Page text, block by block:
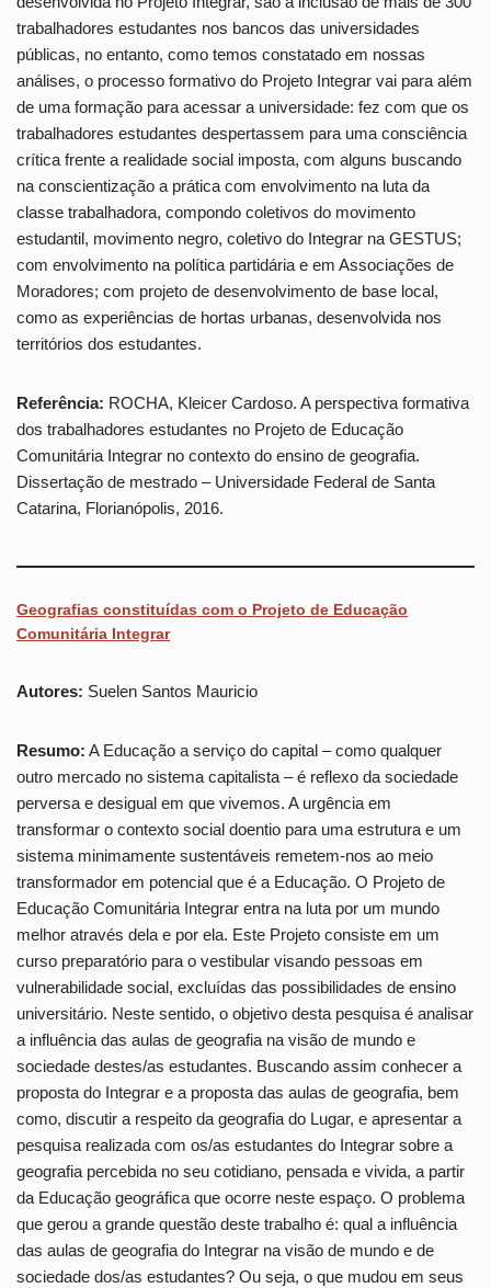
trabalhadores estudantes nos bancos das universidades
públicas, no entanto, como temos constatado em nossas
análises, o processo formativo do Projeto Integrar vai para além
de uma formação para acessar a universidade: fez com que os
trabalhadores estudantes despertassem para uma consciência
crítica frente a realidade social imposta, com alguns buscando
na conscientização a prática com envolvimento na luta da
classe trabalhadora, compondo coletivos do movimento
estudantil, movimento negro, coletivo do Integrar na GESTUS;
com envolvimento na política partidária e em Associações de
Moradores; com projeto de desenvolvimento de base local,
como as experiências de hortas urbanas, desenvolvida nos
territórios dos estudantes.
Referência: ROCHA, Kleicer Cardoso. A perspectiva formativa
dos trabalhadores estudantes no Projeto de Educação
Comunitária Integrar no contexto do ensino de geografia.
Dissertação de mestrado – Universidade Federal de Santa
Catarina, Florianópolis, 2016.
Geografias constituídas com o Projeto de Educação
Comunitária Integrar
Autores: Suelen Santos Mauricio
Resumo: A Educação a serviço do capital – como qualquer
outro mercado no sistema capitalista – é reflexo da sociedade
perversa e desigual em que vivemos. A urgência em
transformar o contexto social doentio para uma estrutura e um
sistema minimamente sustentáveis remetem-nos ao meio
transformador em potencial que é a Educação. O Projeto de
Educação Comunitária Integrar entra na luta por um mundo
melhor através dela e por ela. Este Projeto consiste em um
curso preparatório para o vestibular visando pessoas em
vulnerabilidade social, excluídas das possibilidades de ensino
universitário. Neste sentido, o objetivo desta pesquisa é analisar
a influência das aulas de geografia na visão de mundo e
sociedade destes/as estudantes. Buscando assim conhecer a
proposta do Integrar e a proposta das aulas de geografia, bem
como, discutir a respeito da geografia do Lugar, e apresentar a
pesquisa realizada com os/as estudantes do Integrar sobre a
geografia percebida no seu cotidiano, pensada e vivida, a partir
da Educação geográfica que ocorre neste espaço. O problema
que gerou a grande questão deste trabalho é: qual a influência
das aulas de geografia do Integrar na visão de mundo e de
sociedade dos/as estudantes? Ou seja, o que mudou em seus